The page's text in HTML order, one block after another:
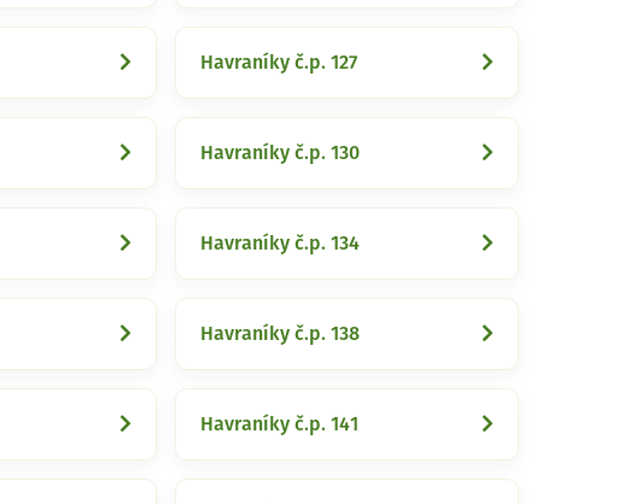
Havraníky č.p. 127
Havraníky č.p. 130
Havraníky č.p. 134
Havraníky č.p. 138
Havraníky č.p. 141